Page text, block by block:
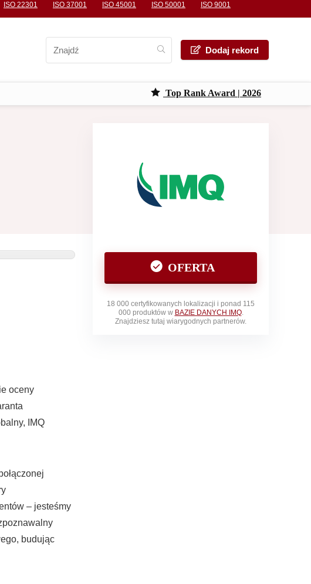
ISO 22301 ISO 37001 ISO 45001 ISO 50001
ISO 9001
Dodaj rekord
Top Rank Award | 2026
OFERTA
18 000 certyfikowanych lokalizacji i ponad 115
000 produktów w BAZIE DANYCH IMQ.
Znajdziesz tutaj wiarygodnych partnerów.
oceny
IMQ
– jesteśmy
budując